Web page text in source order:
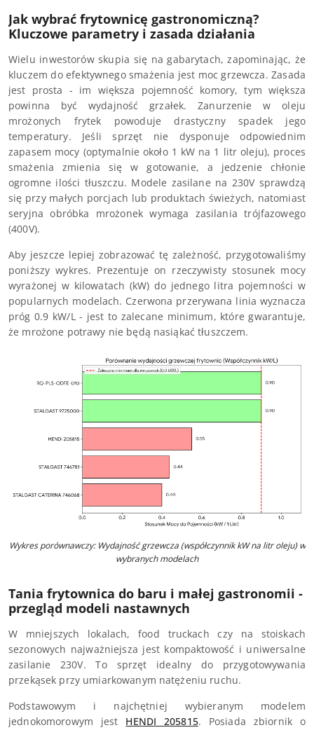
Jak wybrać frytownicę gastronomiczną?
Kluczowe parametry i zasada działania
Wielu inwestorów skupia się na gabarytach, zapominając, że
kluczem do efektywnego smażenia jest moc grzewcza. Zasada
jest prosta - im większa pojemność komory, tym większa
powinna być wydajność grzałek. Zanurzenie w oleju
mrożonych frytek powoduje drastyczny spadek jego
temperatury. Jeśli sprzęt nie dysponuje odpowiednim
zapasem mocy (optymalnie około 1 kW na 1 litr oleju), proces
smażenia zmienia się w gotowanie, a jedzenie chłonie
ogromne ilości tłuszczu. Modele zasilane na 230V sprawdzą
się przy małych porcjach lub produktach świeżych, natomiast
seryjna obróbka mrożonek wymaga zasilania trójfazowego
(400V).
Aby jeszcze lepiej zobrazować tę zależność, przygotowaliśmy
poniższy wykres. Prezentuje on rzeczywisty stosunek mocy
wyrażonej w kilowatach (kW) do jednego litra pojemności w
popularnych modelach. Czerwona przerywana linia wyznacza
próg 0.9 kW/L - jest to zalecane minimum, które gwarantuje,
że mrożone potrawy nie będą nasiąkać tłuszczem.
Wykres porównawczy: Wydajność grzewcza (współczynnik kW na litr oleju) w
wybranych modelach
Tania frytownica do baru i małej gastronomii -
przegląd modeli nastawnych
W mniejszych lokalach, food truckach czy na stoiskach
sezonowych najważniejsza jest kompaktowość i uniwersalne
zasilanie 230V. To sprzęt idealny do przygotowywania
przekąsek przy umiarkowanym natężeniu ruchu.
Podstawowym i najchętniej wybieranym modelem
jednokomorowym jest HENDI 205815. Posiada zbiornik o